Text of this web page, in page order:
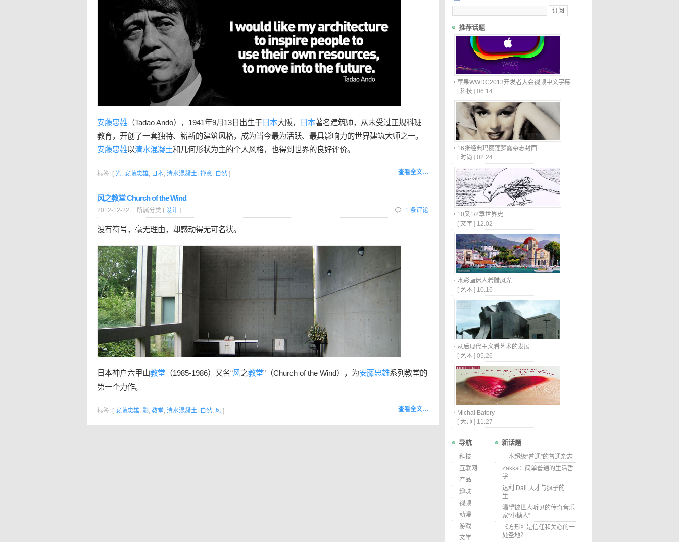
安藤忠雄 （Tadao Ando），1941年9月13日出生于 日本大阪， 日本著名建筑师，从未受过正规科班
教育，开创了一套独特、崭新的建筑风格，成为当今最为活跃、最具影响力的世界建筑大师之一。
安藤忠雄以清水混凝土和几何形状为主的个人风格，也得到世界的良好评价。
查看全文…
标签: [ 光, 安藤忠雄, 日本, 清水混凝土, 禅意, 自然 ]
风之教堂 Church of the Wind
2012-12-22 | 所属分类 [ 设计 ] 1 条评论
没有符号，毫无理由，却感动得无可名状。
日本神户六甲山教堂 （1985-1986）又名“风之教堂”（Church of the Wind），为安藤忠雄系列教堂的
第一个力作。
查看全文…
标签: [ 安藤忠雄, 影, 教堂, 清水混凝土, 自然, 风 ]
推荐话题
苹果WWDC2013开发者大会视频中文字幕
[ 科技 ] 06.14
16张经典玛丽莲梦露杂志封面
[ 时尚 ] 02.24
10又1/2章世界史
[ 文学 ] 12.02
水彩画迷人希腊风光
[ 艺术 ] 10.16
从后现代主义看艺术的发展
[ 艺术 ] 05.26
Michal Batory
[ 大师 ] 11.27
导航
科技
互联网
产品
趣味
视频
动漫
游戏
文学
新话题
一本超级“普通”的普通杂志
Zakka：简单普通的生活哲
学
达利 Dali 天才与疯子的一
生
渴望被世人听见的传奇音乐
家“小糖人”
《方形》是信任和关心的一
处圣地？